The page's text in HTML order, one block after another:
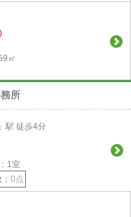
㎡
所
駅 徒歩4分
1室
0点